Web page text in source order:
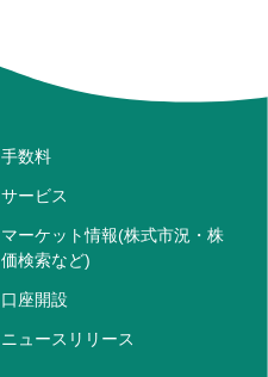
手数料
サービス
マーケット情報(株式市況・株
価検索など)
口座開設
ニュースリリース